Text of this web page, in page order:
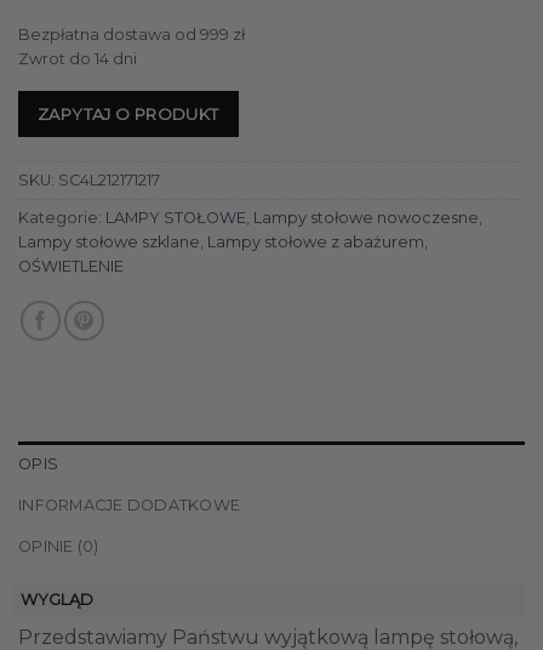
Bezpłatna dostawa od 999 zł
Zwrot do 14 dni
ZAPYTAJ O PRODUKT
SKU: SC4L212171217
Kategorie: LAMPY STOŁOWE Lampy stołowe nowoczesne
Lampy stołowe szklane Lampy stołowe z abażurem
OŚWIETLENIE
OPIS
INFORMACJE DODATKOWE
OPINIE (0)
WYGLĄD
Przedstawiamy Państwu wyjątkową lampę stołową,